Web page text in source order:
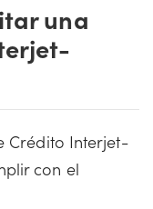
una
Crédito Interjet-
con el